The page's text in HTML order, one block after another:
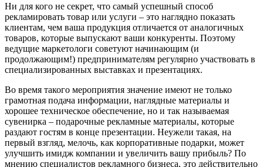
Ни для кого не секрет, что самый успешный способ
рекламировать товар или услуги – это наглядно показать
клиентам, чем ваша продукция отличается от аналогичных
товаров, которые выпускают ваши конкуренты. Поэтому
ведущие маркетологи советуют начинающим (и
продолжающим!) предпринимателям регулярно участвовать в
специализированных выставках и презентациях.
Во время такого мероприятия значение имеют не только
грамотная подача информации, наглядные материалы и
хорошее техническое обеспечение, но и так называемая
сувенирка – подарочные рекламные материалы, которые
раздают гостям в конце презентации. Неужели такая, на
первый взгляд, мелочь, как корпоративные подарки, может
улучшить имидж компании и увеличить вашу прибыль? По
мнению специалистов рекламного бизнеса, это действительно